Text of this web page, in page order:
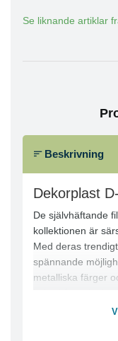
Se liknande artiklar
Beskrivning
Dekorplast
De självhäftande
kollektionen är
Med deras
spännande
metalliska färger